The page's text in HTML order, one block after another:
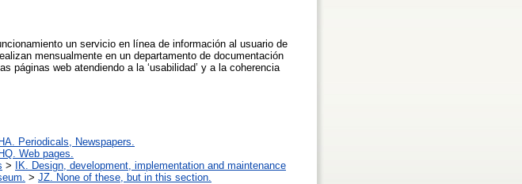
un servicio en línea de información al usuario de
mensualmente en un departamento de documentación
páginas web atendiendo a la ‘usabilidad’ y a la coherencia
HA. Periodicals, Newspapers.
HQ. Web pages.
>
IK. Design, development, implementation and maintenance
> JZ. None of these, but in this section.